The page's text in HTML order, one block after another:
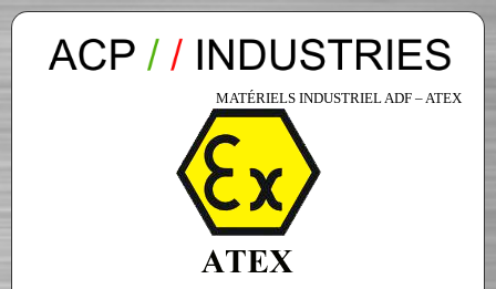
MATÉRIELS INDUSTRIEL ADF – ATEX